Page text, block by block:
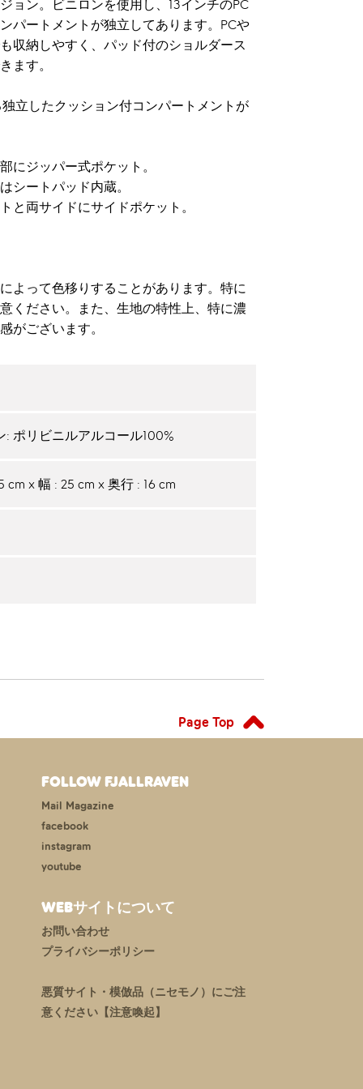
ョン。ビニロンを使用し、13インチのPC
パートメントが独立してあります。PCや
収納しやすく、パッド付のショルダース
ます。
立したクッション付コンパートメントが
にジッパー式ポケット。
シートパッド内蔵。
と両サイドにサイドポケット。
よって色移りすることがあります。特に
ください。また、生地の特性上、特に濃
がございます。
: ポリビニルアルコール100%
cm x 幅 : 25 cm x 奥行 : 16 cm
Page Top
FOLLOW FJALLRAVEN
Mail Magazine
facebook
instagram
youtube
WEBサイトについて
お問い合わせ
プライバシーポリシー
悪質サイト・模倣品（ニセモノ）にご注
意ください【注意喚起】